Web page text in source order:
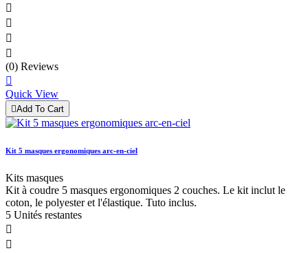




(0) Reviews

Quick View
Add To Cart
Kit 5 masques ergonomiques arc-en-ciel
Kits masques
Kit à coudre 5 masques ergonomiques 2 couches. Le kit inclut le
coton, le polyester et l'élastique. Tuto inclus.
5 Unités restantes

